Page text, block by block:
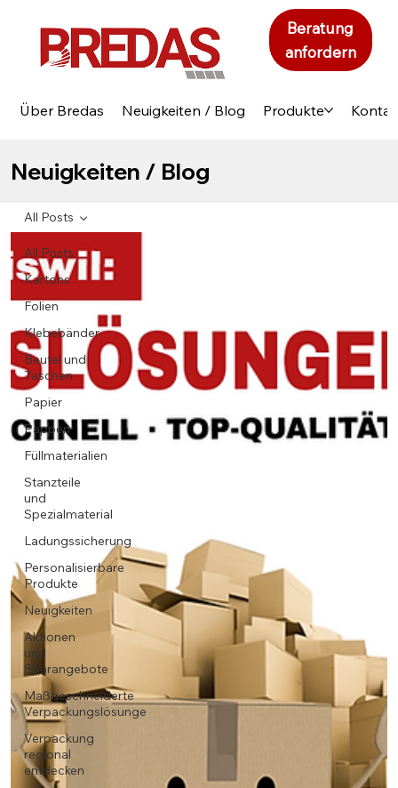
Über Bredas Neuigkeiten / Blog Produkte
Beratung
anfordern
Neuigkeiten / Blog
All Posts
Kartons
Folien
Klebebänder
Beutel und
Taschen
Papier
Pappen
Füllmaterialien
Stanzteile
und
Spezialmaterial
Ladungssicherung
Personalisierbare
Produkte
Neuigkeiten
Aktionen
und
Sparangebote
Maßgeschneiderte
Verpackungslösunge
Verpackung
regional
entdecken
All Posts